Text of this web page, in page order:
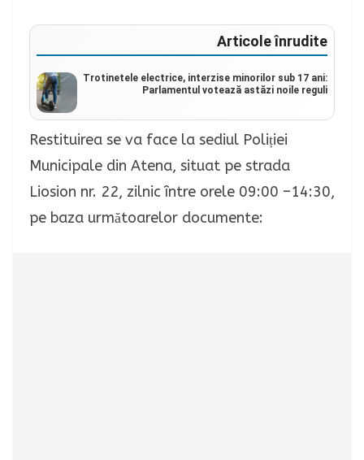
Articole înrudite
Trotinetele electrice, interzise minorilor sub 17 ani:
Parlamentul votează astăzi noile reguli
Restituirea se va face la sediul Poliției
Municipale din Atena, situat pe strada
Liosion nr. 22, zilnic între orele 09:00 –14:30,
pe baza următoarelor documente: